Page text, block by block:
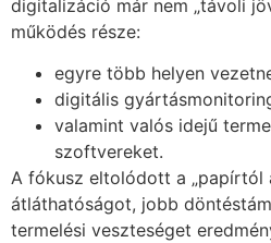
digitalizáció már nem „távoli
működés része:
egyre több helyen
digitális
valamint valós idejű
szoftvereket.
A fókusz eltolódott a „papírtól
átláthatóságot, jobb
termelési veszteséget